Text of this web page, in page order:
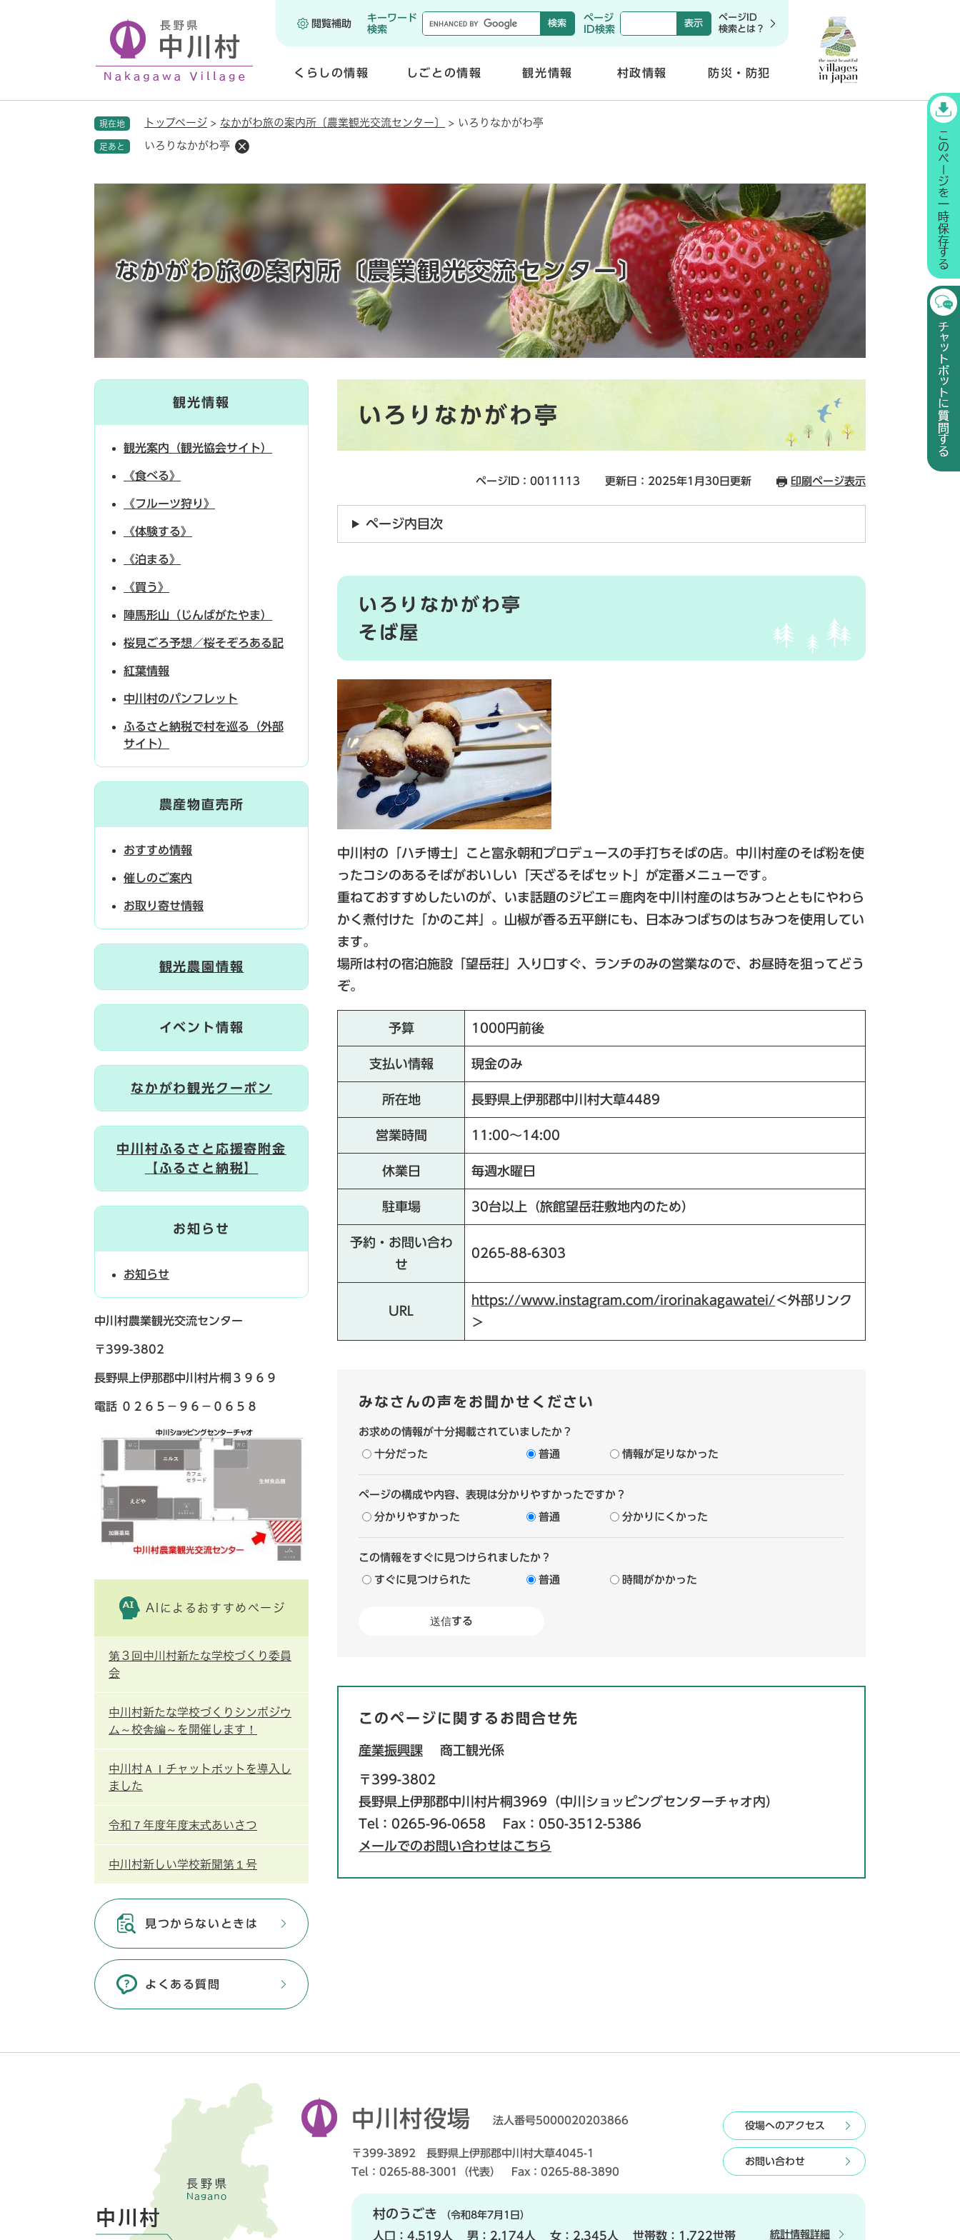
メニューを飛ばして本文へ
閲覧補助
キーワード
検索
ページ
ID検索
ページID
検索とは？
くらしの情報
く
しごとの情報
く
観光情報 村政情報 防災・防犯
現在地 トップページ > なかがわ旅の案内所〔農業観光交流センター〕 > いろりなかがわ亭
足あと いろりなかがわ亭
なかがわ旅の案内所〔農業観光交流センター〕
いろりなかがわ亭
ページID：0011113 更新日：2025年1月30日更新 印刷ページ表示
ページ内目次
いろりなかがわ亭
そば屋
中川村の「ハチ博士」こと富永朝和プロデュースの手打ちそばの店。中川村産のそば粉を使
ったコシのあるそばがおいしい「天ざるそばセット」が定番メニューです。
重ねておすすめしたいのが、いま話題のジビエ＝鹿肉を中川村産のはちみつとともにやわら
かく煮付けた「かのこ丼」。山椒が香る五平餅にも、日本みつばちのはちみつを使用してい
ます。
場所は村の宿泊施設「望岳荘」入り口すぐ、ランチのみの営業なので、お昼時を狙ってどう
ぞ。
予算 1000円前後
支払い情報 現金のみ
所在地 長野県上伊那郡中川村大草4489
営業時間 11:00〜14:00
休業日 毎週水曜日
駐車場 30台以上（旅館望岳荘敷地内のため）
予約・お問い合わ
せ
0265-88-6303
URL
https://www.instagram.com/irorinakagawatei/＜外部リンク
＞
みなさんの声をお聞かせください
お求めの情報が十分掲載されていましたか？
十分だった 普通 情報が足りなかった
ページの構成や内容、表現は分かりやすかったですか？
分かりやすかった 普通 分かりにくかった
この情報をすぐに見つけられましたか？
すぐに見つけられた 普通 時間がかかった
このページに関するお問合せ先
産業振興課 商工観光係
〒399-3802
長野県上伊那郡中川村片桐3969（中川ショッピングセンターチャオ内）
Tel：0265-96-0658
Fax：050-3512-5386
メールでのお問い合わせはこちら
観光情報
観光案内（観光協会サイト）
《食べる》
《フルーツ狩り》
《体験する》
《泊まる》
《買う》
陣馬形山（じんばがたやま）
桜見ごろ予想／桜そぞろある記
紅葉情報
中川村のパンフレット
ふるさと納税で村を巡る（外部
サイト）
農産物直売所
おすすめ情報
催しのご案内
お取り寄せ情報
観光農園情報
イベント情報
なかがわ観光クーポン
中川村ふるさと応援寄附金
【ふるさと納税】
お知らせ
お知らせ
中川村農業観光交流センター
〒399-3802
長野県上伊那郡中川村片桐３９６９
電話 ０２６５－９６－０６５８
AIによるおすすめページ
第３回中川村新たな学校づくり委員
会
中川村新たな学校づくりシンポジウ
ム～校舎編～を開催します！
中川村ＡＩチャットボットを導入し
ました
令和７年度年度末式あいさつ
中川村新しい学校新聞第１号
見つからないときは
よくある質問
中川村役場 法人番号5000020203866
〒399-3892 長野県上伊那郡中川村大草4045-1
Tel：0265-88-3001（代表） Fax：0265-88-3890
役場へのアクセス
お問い合わせ
村のうごき （令和8年7月1日）
人口： 4,519人 男： 2,174人 女： 2,345人 世帯数： 1,722世帯 統計情報詳細